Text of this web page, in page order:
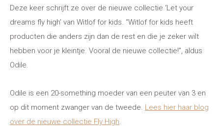
Deze keer schrijft ze over de nieuwe collectie ‘Let your
dreams fly high’ van Witlof for kids. “Witlof for kids heeft
producten die anders zijn dan de rest en die je zeker wilt
hebben voor je kleintje. Vooral de nieuwe collectie!”, aldus
Odile.
Odile is een 20-something moeder van een peuter van 3 en
op dit moment zwanger van de tweede. Lees hier haar blog
over de nieuwe collectie Fly High.